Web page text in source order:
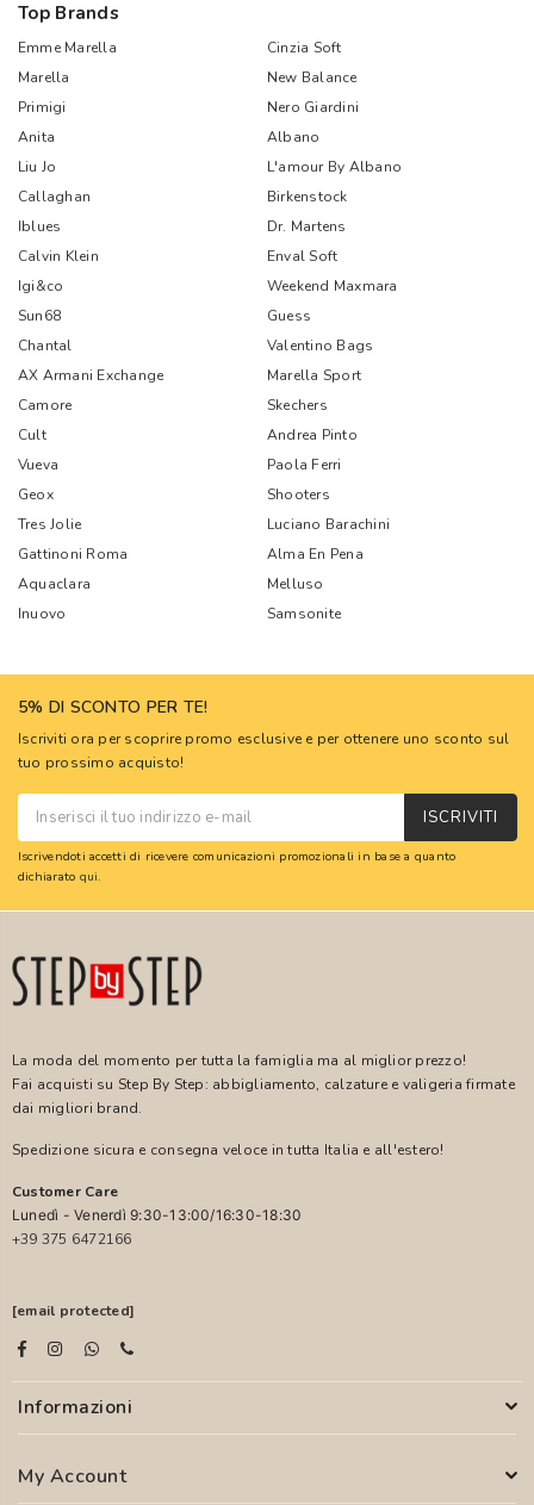
Top Brands
Emme Marella
Cinzia Soft
Marella
New Balance
Primigi
Nero Giardini
Anita
Albano
Liu Jo
L'amour By Albano
Callaghan
Birkenstock
Iblues
Dr. Martens
Calvin Klein
Enval Soft
Igi&co
Weekend Maxmara
Sun68
Guess
Chantal
Valentino Bags
AX Armani Exchange
Marella Sport
Camore
Skechers
Cult
Andrea Pinto
Vueva
Paola Ferri
Geox
Shooters
Tres Jolie
Luciano Barachini
Gattinoni Roma
Alma En Pena
Aquaclara
Melluso
Inuovo
Samsonite
5% DI SCONTO PER TE!
Iscriviti ora per scoprire promo esclusive e per ottenere uno sconto sul
tuo prossimo acquisto!
ISCRIVITI
Iscrivendoti accetti di ricevere comunicazioni promozionali in base a quanto
dichiarato qui.
La moda del momento per tutta la famiglia ma al miglior prezzo!
Fai acquisti su Step By Step: abbigliamento, calzature e valigeria firmate
dai migliori brand.
Spedizione sicura e consegna veloce in tutta Italia e all'estero!
Customer Care
Lunedì - Venerdì 9:30-13:00/16:30-18:30
+39 375 6472166
[email protected]
Informazioni
My Account